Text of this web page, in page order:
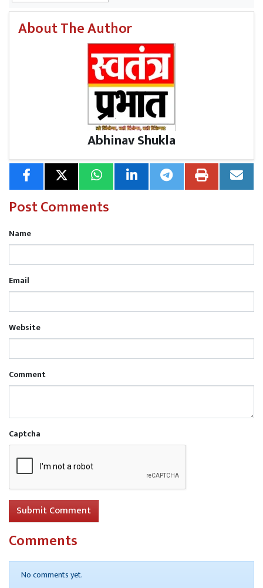
About The Author
Abhinav Shukla
Post Comments
Name
Email
Website
Comment
Captcha
Submit Comment
Comments
No comments yet.